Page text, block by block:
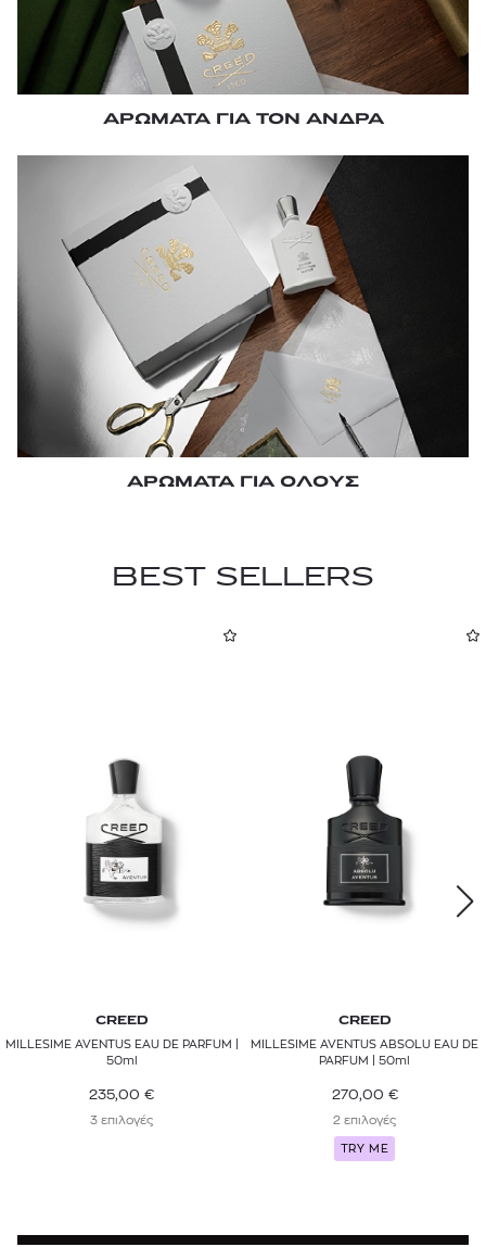
ΑΡΩΜΑΤΑ ΓΙΑ ΤΟΝ ΑΝΔΡΑ
ΑΡΩΜΑΤΑ ΓΙΑ ΟΛΟΥΣ
BEST SELLERS
CREED
MILLESIME AVENTUS EAU DE PARFUM |
50ml
235,00 €
3 επιλογές
CREED
MILLESIME AVENTUS ABSOLU EAU DE
PARFUM | 50ml
270,00 €
2 επιλογές
TRY ME